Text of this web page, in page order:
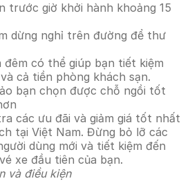
trước giờ khởi hành khoảng 15
dừng nghỉ trên đường để thư
có thể giúp bạn tiết kiệm
cả tiền phòng khách sạn.
bạn chọn được chỗ ngồi tốt
các ưu đãi và giảm giá tốt nhất
tại Việt Nam. Đừng bỏ lỡ các
dùng mới và tiết kiệm đến
xe đầu tiên của bạn.
và điều kiện